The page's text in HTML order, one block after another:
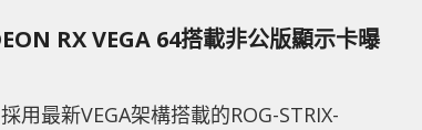
RX VEGA 64搭載非公版顯示卡曝
用最新VEGA架構搭載的ROG-STRIX-